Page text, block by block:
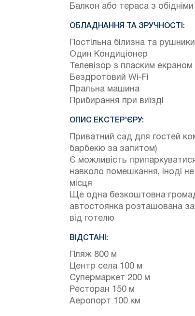
Балкон або тераса з
ОБЛАДНАННЯ ТА ЗРУЧНОСТІ:
Постільна білизна та рушники
Один Кондиціонер
Телевізор з пласким екраном
Бездротовий Wi-Fi
Пральна машина
Прибирання при виїзді
ОПИС ЕКСТЕР'ЄРУ:
Приватний сад для гостей
барбекю за запитом)
Є можливість
навколо помешкання, іноді
місця
Ще одна безкоштовна
автостоянка розташована за
від готелю
ВІДСТАНІ:
Пляж 800 м
Центр села 100 м
Супермаркет 200 м
Ресторан 150 м
Аеропорт 100 км